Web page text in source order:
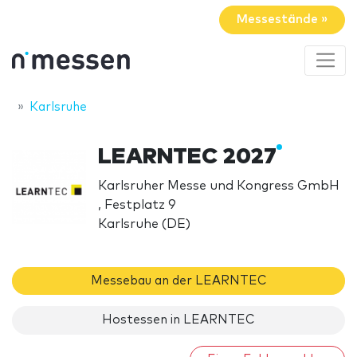
Messestände »
Karlsruhe
LEARNTEC 2027
Karlsruher Messe und Kongress GmbH
, Festplatz 9
Karlsruhe (DE)
Messebau an der LEARNTEC
Hostessen in LEARNTEC